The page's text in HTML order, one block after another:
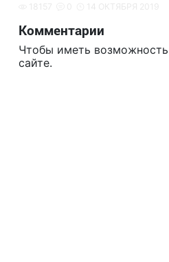
Комментарии
Чтобы иметь
сайте.